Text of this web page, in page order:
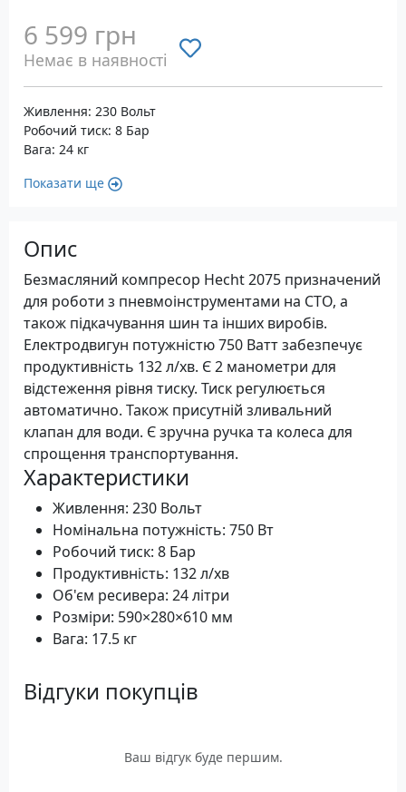
6 599 грн
Немає в наявності
Живлення: 230 Вольт
Робочий тиск: 8 Бар
Вага: 24 кг
Показати ще
Опис
Безмасляний компресор Hecht 2075 призначений
для роботи з пневмоінструментами на СТО, а
також підкачування шин та інших виробів.
Електродвигун потужністю 750 Ватт забезпечує
продуктивність 132 л/хв. Є 2 манометри для
відстеження рівня тиску. Тиск регулюється
автоматично. Також присутній зливальний
клапан для води. Є зручна ручка та колеса для
спрощення транспортування.
Характеристики
Живлення: 230 Вольт
Номінальна потужність: 750 Вт
Робочий тиск: 8 Бар
Продуктивність: 132 л/хв
Об'єм ресивера: 24 літри
Розміри: 590×280×610 мм
Вага: 17.5 кг
Відгуки покупців
Ваш відгук буде першим.